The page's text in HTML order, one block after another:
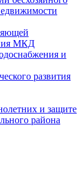
МКД
и
развития
и защите
района